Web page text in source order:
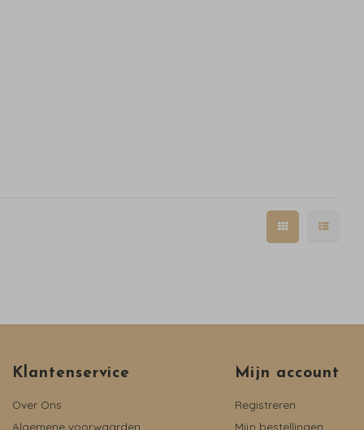
Klantenservice
Over Ons
Algemene voorwaarden
Mijn account
Registreren
Mijn bestellingen